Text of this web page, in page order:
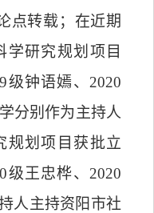
点转载；在近期
学研究规划项目
级钟语嫣、 2020
分别作为主持人
规划项目获批立
级王忠桦、 2020
人主持资阳市社